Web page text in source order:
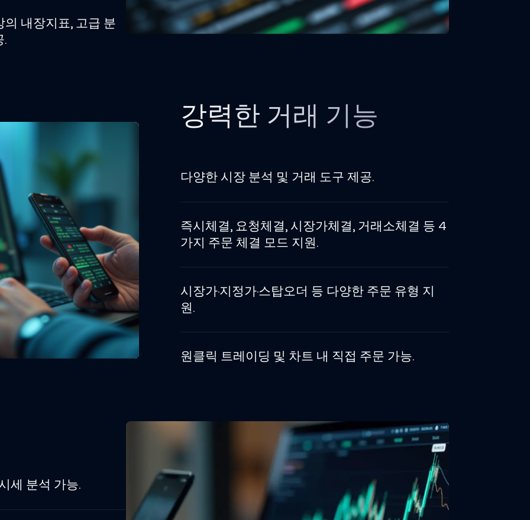
내장지표, 고급 분
.
강력한 거래 기능
다양한 시장 분석 및 거래 도구 제공.
즉시체결, 요청체결, 시장가체결, 거래소체결 등 4
가지 주문 체결 모드 지원.
시장가·지정가·스탑오더 등 다양한 주문 유형 지
원.
원클릭 트레이딩 및 차트 내 직접 주문 가능.
세 분석 가능.